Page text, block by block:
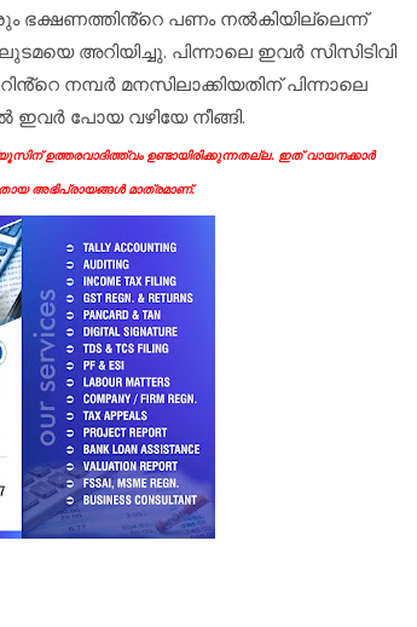
ഭക്ഷണത്തിൻ്റെ പണം നൽകിയില്ലെന്ന്
അറിയിച്ചു. പിന്നാലെ ഇവർ സിസിടിവി
നമ്പർ മനസിലാക്കിയതിന് പിന്നാലെ
ഇവർ പോയ വഴിയേ നീങ്ങി.
ഉത്തരവാദിത്ത്വം ഉണ്ടായിരിക്കുന്നതല്ല. ഇത് വായനക്കാർ
അഭിപ്രായങ്ങൾ മാത്രമാണ്.